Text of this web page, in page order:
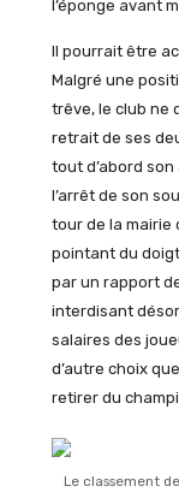
l’éponge avant
Il pourrait être
Malgré une
trêve, le club ne
retrait de ses
tout d’abord
l’arrêt de son
tour de la mairie
pointant du
par un rapport
interdisant
salaires des
d’autre choix
retirer du
Le classement